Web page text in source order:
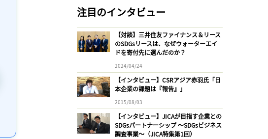
注目のインタビュー
【対談】三井住友ファイナンス＆リース
のSDGsリースは、なぜウォーターエイ
ドを寄付先に選んだのか？
2024/04/24
【インタビュー】CSRアジア赤羽氏「日
本企業の課題は『報告』」
2015/08/03
【インタビュー】JICAが目指す企業との
SDGsパートナーシップ 〜SDGsビジネス
調査事業〜（JICA特集第1回）